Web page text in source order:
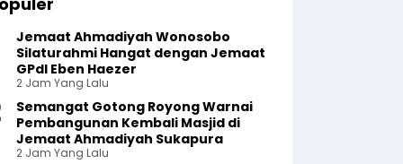
Jemaat Ahmadiyah Wonosobo
Silaturahmi Hangat dengan Jemaat
GPdI Eben Haezer
2 Jam Yang Lalu
Semangat Gotong Royong Warnai
Pembangunan Kembali Masjid di
Jemaat Ahmadiyah Sukapura
2 Jam Yang Lalu